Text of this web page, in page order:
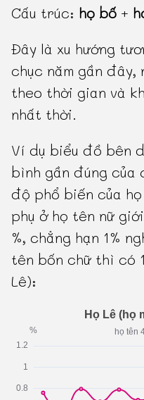
Cấu trúc: họ bố +
Đây là xu hướng
chục năm gần
theo thời gian và
nhất thời.
Ví dụ biểu đồ bên
bình gần đúng của
độ phổ biến của
phụ ở họ tên nữ
%, chẳng hạn 1%
tên bốn chữ thì có
Lê):